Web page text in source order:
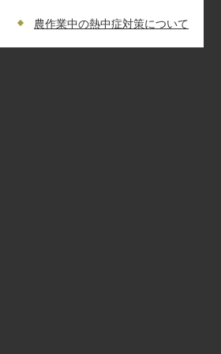
農作業中の熱中症対策について